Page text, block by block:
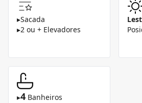
▸Sacada
▸2 ou + Elevadores
▸4 Banheiros